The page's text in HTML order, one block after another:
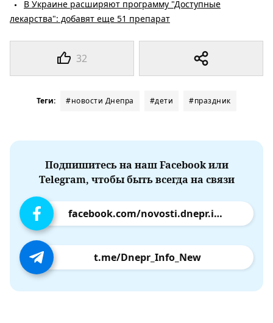
32
В Украине расширяют программу "Доступные
лекарства": добавят еще 51 препарат
Теги: #новости Днепра #дети #праздник
Подпишитесь на наш Facebook или
Telegram, чтобы быть всегда на связи
facebook.com/novosti.dnepr.info
t.me/Dnepr_Info_New